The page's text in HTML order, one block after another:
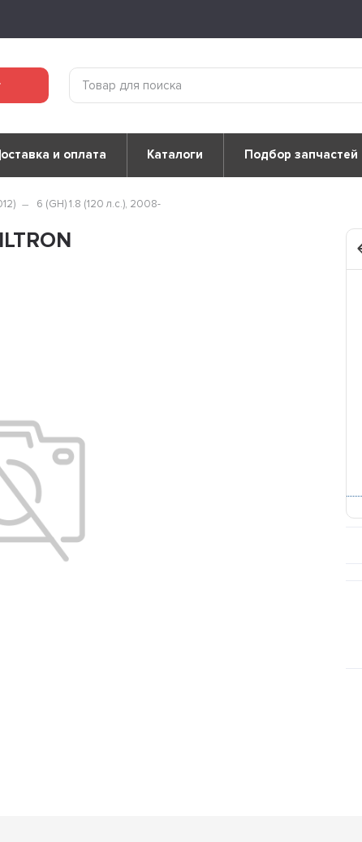
и оплата Каталоги Подбор запчастей
6 (GH) 1.8 (120 л.с.), 2008-